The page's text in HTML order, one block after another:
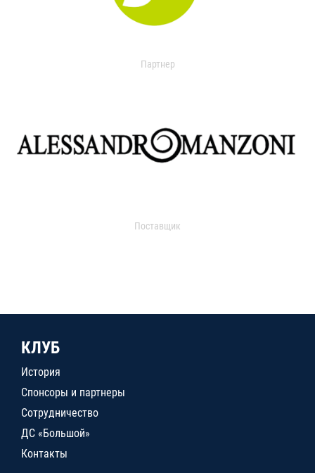
Партнер
Поставщик
КЛУБ
История
Спонсоры и партнеры
Сотрудничество
ДС «Большой»
Контакты